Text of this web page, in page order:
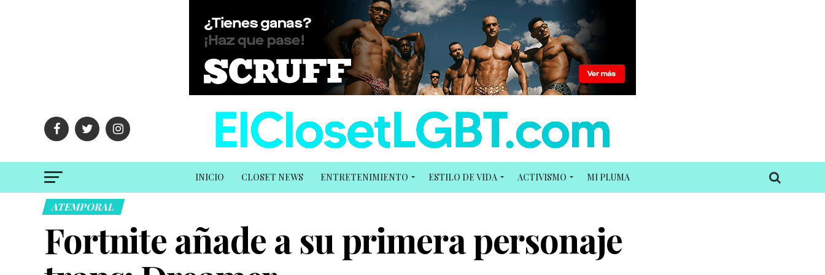
INICIO CLOSET NEWS ENTRETENIMIENTO ESTILO DE VIDA ACTIVISMO MI PLUMA
ATEMPORAL
Fortnite añade a su primera personaje